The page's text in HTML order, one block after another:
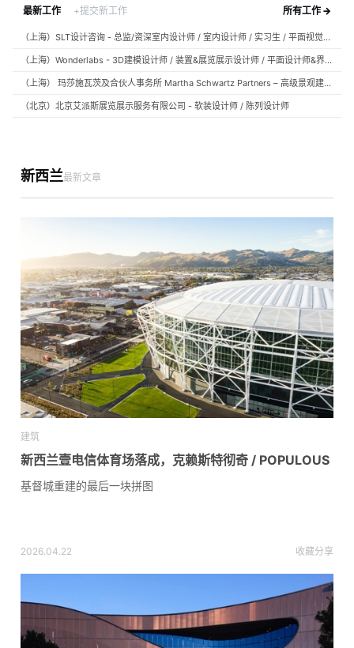
最新工作 +提交新工作 所有工作 →
（上海）SLT设计咨询 - 总监/资深室内设计师 / 室内设计师 / 实习生 / 平面视觉设计师 / 项目经理/中后期负责人 / 媒体公关负责人 / 服务体验设计师
（上海）Wonderlabs - 3D建模设计师 / 装置&展览展示设计师 / 平面设计师&界面设计方向
（上海） 玛莎施瓦茨及合伙人事务所 Martha Schwartz Partners – 高级景观建筑师 Senior Landscape Designer / 景观建筑师 Landscape Designer
（北京）北京艾派斯展览展示服务有限公司 - 软装设计师 / 陈列设计师
新西兰最新文章
建筑
新西兰壹电信体育场落成，克赖斯特彻奇 / POPULOUS
基督城重建的最后一块拼图
2026.04.22 收藏分享